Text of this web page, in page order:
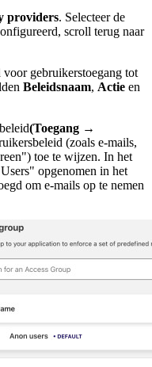
providers. Selecteer de
scroll terug naar
gebruikerstoegang tot
Beleidsnaam, Actie en
(Toegang →
(zoals e-mails,
toe te wijzen. In het
opgenomen in het
om e-mails op te nemen